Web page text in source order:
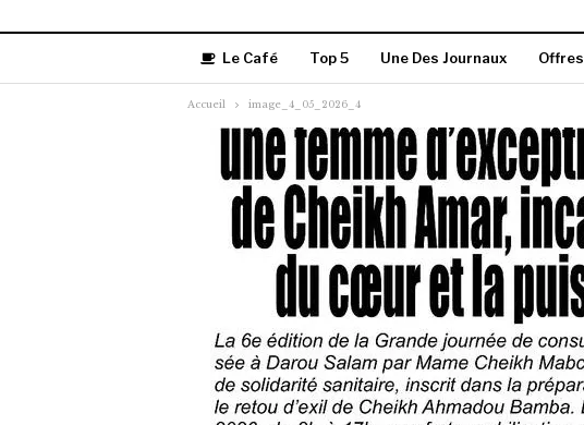
Le Café Top 5 Une Des Journaux Offres
Accueil image_4_05_2026_4